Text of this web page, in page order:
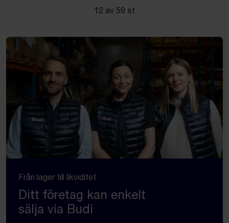
12 av 59 st
Från lager till likviditet
Ditt företag kan enkelt
sälja via Budi